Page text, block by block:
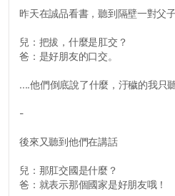
昨天在誠品看書，聽到隔壁一對父
兒：把拔，什麼是肛交？
爸：是好朋友的口交。
....他們倒底說了什麼，汙穢的我只
-
後來又聽到他們在講話
兒：那肛交國是什麼？
爸：就表示那個國家是好朋友哦！